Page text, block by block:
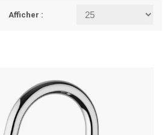
Afficher :